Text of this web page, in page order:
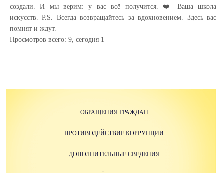
создали. И мы верим: у вас всё получится. ❤️ Ваша школа
искусств. P.S. Всегда возвращайтесь за вдохновением. Здесь вас
помнят и ждут.
Просмотров всего: 9, сегодня 1
ОБРАЩЕНИЯ ГРАЖДАН
ПРОТИВОДЕЙСТВИЕ КОРРУПЦИИ
ДОПОЛНИТЕЛЬНЫЕ СВЕДЕНИЯ